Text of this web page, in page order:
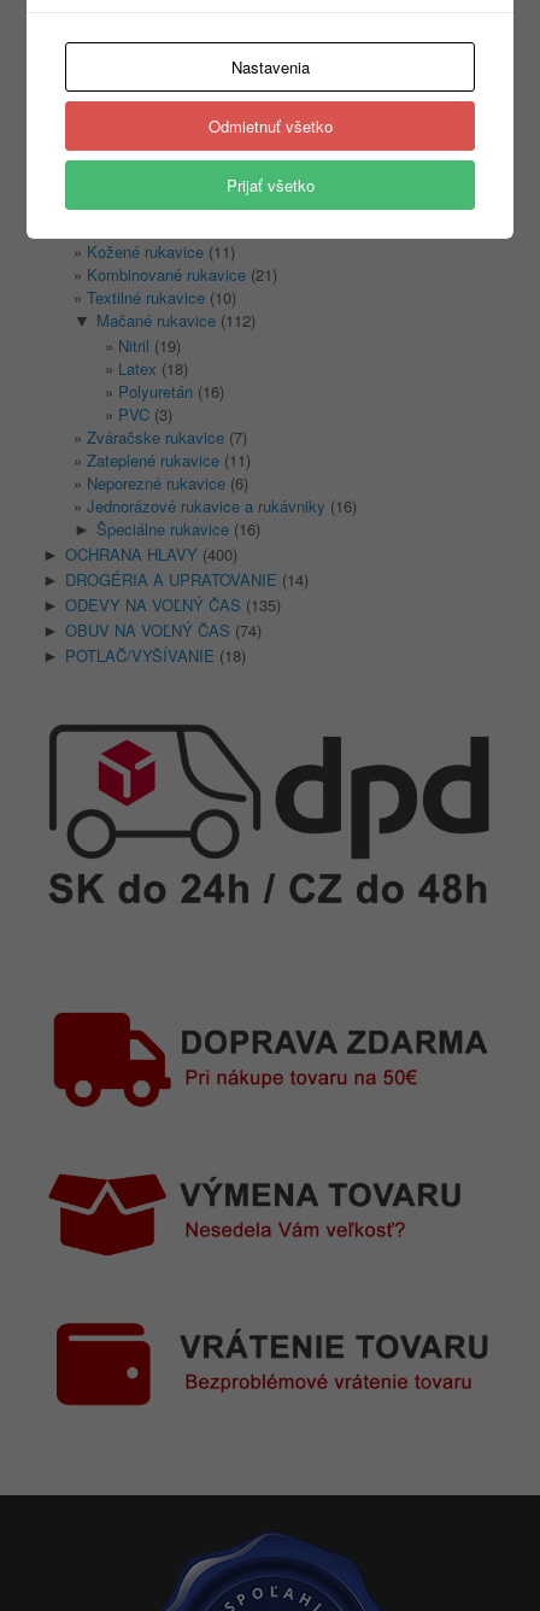
Kategórie
REKLAMNÝ TEXTIL(465)
(1333)
(1315)
Kožené rukavice (11)
Kombinované rukavice (21)
Textilné rukavice (10)
▼ Mačané rukavice (112)
Nitril (19)
Latex (18)
Polyuretán (16)
PVC (3)
Zváračske rukavice (7)
Zateplené rukavice (11)
Neporezné rukavice (6)
Jednorázové rukavice a rukávniky (16)
► Špeciálne rukavice (16)
► OCHRANA HLAVY (400)
► DROGÉRIA A UPRATOVANIE (14)
► ODEVY NA VOĽNÝ ČAS (135)
► OBUV NA VOĽNÝ ČAS (74)
► POTLAČ/VYŠÍVANIE (18)
Nastavenia
Odmietnuť všetko
Prijať všetko